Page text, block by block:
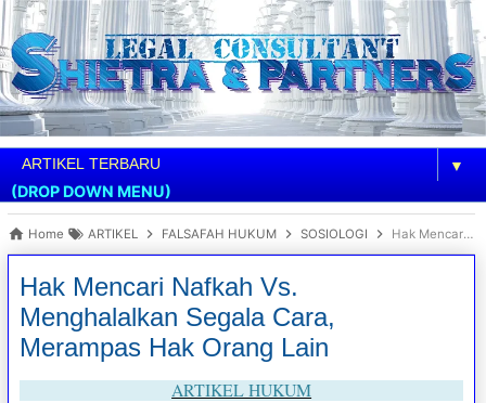
▼
(DROP DOWN MENU)
Home ARTIKEL FALSAFAH HUKUM SOSIOLOGI Hak Mencari Nafkah Vs. Menghalalkan Segala Cara, Merampas Hak Orang Lain
Hak Mencari Nafkah Vs.
Menghalalkan Segala Cara,
Merampas Hak Orang Lain
ARTIKEL HUKUM